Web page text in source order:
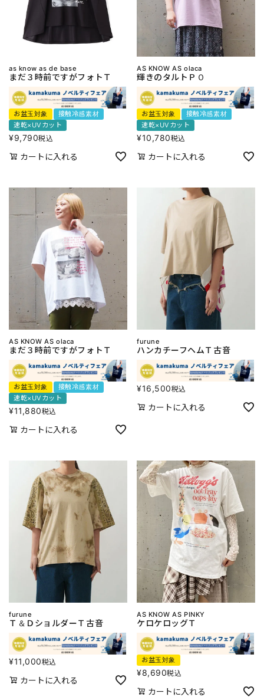
as know as de base
まだ３時前ですがフォトＴ
お盆玉対象
接触冷感素材
速乾×UVカット
¥9,790税込
カートに入れる
AS KNOW AS olaca
輝きのタルトＰＯ
お盆玉対象
接触冷感素材
速乾×UVカット
¥10,780税込
カートに入れる
AS KNOW AS olaca
まだ３時前ですがフォトＴ
お盆玉対象
接触冷感素材
速乾×UVカット
¥11,880税込
カートに入れる
furune
ハンカチーフヘムＴ古音
¥16,500税込
カートに入れる
furune
Ｔ＆ＤショルダーＴ古音
¥11,000税込
カートに入れる
AS KNOW AS PINKY
ケロケロッグＴ
お盆玉対象
¥8,690税込
カートに入れる